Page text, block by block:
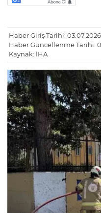
Haber Giriş Tarihi: 03.07.2026
Haber Güncellenme Tarihi:
Kaynak: İHA